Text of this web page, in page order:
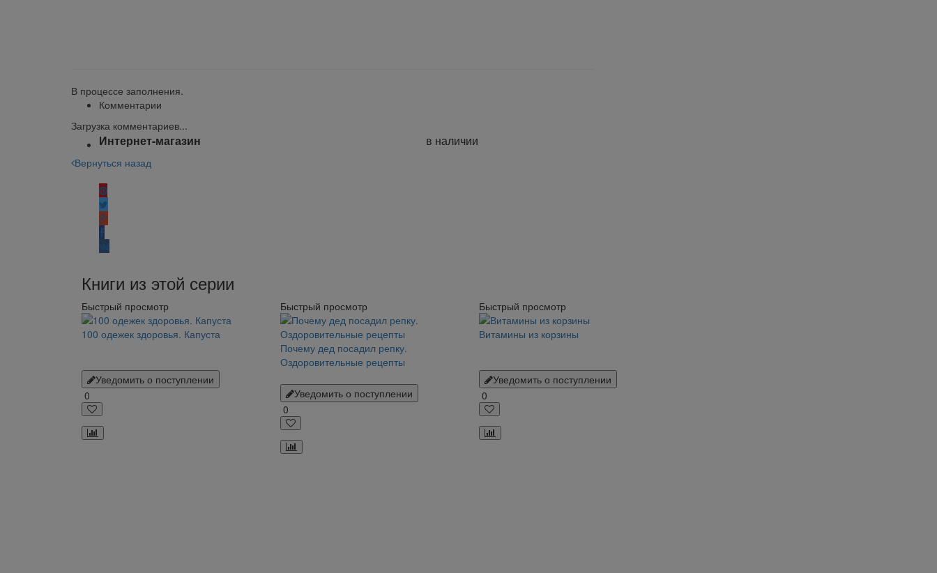
В процессе заполнения.
Комментарии
Загрузка комментариев...
Интернет-магазин в наличии
Вернуться назад
Книги из этой серии
Быстрый просмотр
100 одежек здоровья. Капуста
Уведомить о поступлении
0
Быстрый просмотр
Почему дед посадил репку.
Оздоровительные рецепты
Уведомить о поступлении
0
Быстрый просмотр
Витамины из корзины
Уведомить о поступлении
0